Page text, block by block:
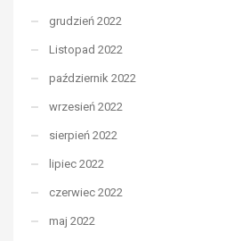
grudzień 2022
Listopad 2022
październik 2022
wrzesień 2022
sierpień 2022
lipiec 2022
czerwiec 2022
maj 2022